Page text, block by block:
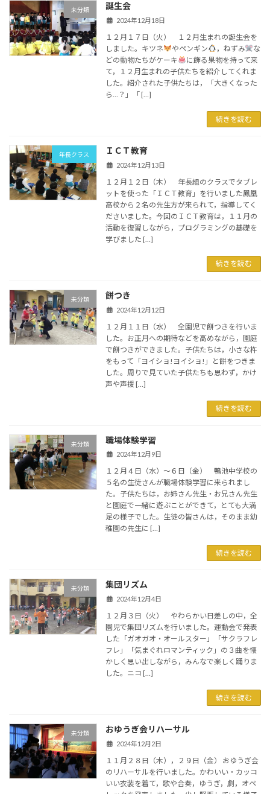
未分類 誕生会
2024年12月18日
１２月１７日（火） １２月生まれの誕生会を
しました。キツネ
やペンギン ，ねずみ
な
どの動物たちがケーキ
に飾る果物を持って来
て，１２月生まれの子供たちを紹介してくれま
した。紹介された子供たちは，「大きくなった
ら…？」「 […]
続きを読む
年長クラス ＩＣＴ教育
2024年12月13日
１２月１２日（木） 年長組のクラスでタブレ
ットを使った「ＩＣＴ教育」を行いました鳳凰
高校から２名の先生方が来られて，指導してく
ださいました。今回のＩＣＴ教育は，１１月の
活動を復習しながら，プログラミングの基礎を
学びました […]
続きを読む
未分類 餅つき
2024年12月12日
１２月１１日（水） 全園児で餅つきを行いま
した。お正月への期待などを高めながら，園庭
で餅つきができました。子供たちは，小さな杵
をもって「ヨイショ!ヨイショ!」と餅をつきま
した。周りで見ていた子供たちも思わず，かけ
声や声援 […]
続きを読む
未分類 職場体験学習
2024年12月9日
１２月４日（水）～６日（金） 鴨池中学校の
５名の生徒さんが職場体験学習に来られまし
た。子供たちは，お姉さん先生・お兄さん先生
と園庭で一緒に遊ぶことができて，とても大満
足の様子でした。生徒の皆さんは，そのまま幼
稚園の先生に […]
続きを読む
未分類 集団リズム
2024年12月4日
１２月３日（火） やわらかい日差しの中，全
園児で集団リズムを行いました。運動会で発表
した「ガオガオ・オールスター」「サクラフレ
フレ」「気まぐれロマンティック」の３曲を懐
かしく思い出しながら，みんなで楽しく踊りま
した。ニコ […]
続きを読む
未分類 おゆうぎ会リハーサル
2024年12月2日
１１月２８日（木），２９日（金） おゆうぎ会
のリハーサルを行いました。かわいい・カッコ
いい衣装を着て，歌や合奏，ゆうぎ，劇，オペ